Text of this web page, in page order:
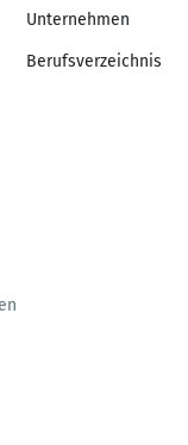
Unternehmen
Berufsverzeichnis